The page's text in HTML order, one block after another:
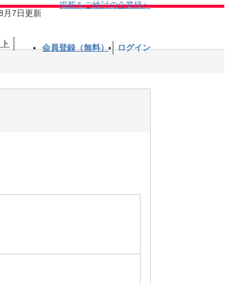
月7日更新
掲載をご検討の企業様へ
会員登録（無料） ログイン